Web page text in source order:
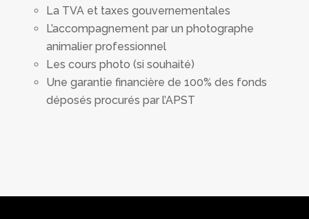
La TVA et taxes gouvernementales
L’accompagnement par un photographe
animalier professionnel
Les cours photo (si souhaité)
Une garantie financière de 100% des fonds
déposés procurés par l’APST